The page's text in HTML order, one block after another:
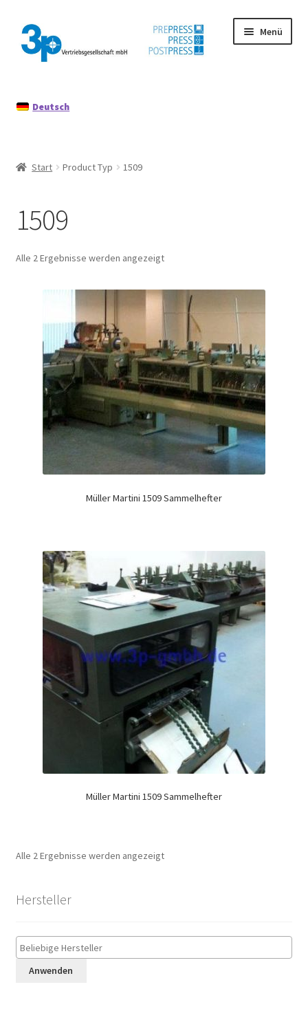
Zur
Navigation
springen
Zum
Inhalt
springen
Menü
Datenschutz
Mein Konto
Deutsch
Start Product Typ 1509
1509
Alle 2 Ergebnisse werden angezeigt
Müller Martini 1509 Sammelhefter
Müller Martini 1509 Sammelhefter
Alle 2 Ergebnisse werden angezeigt
Hersteller
Anwenden